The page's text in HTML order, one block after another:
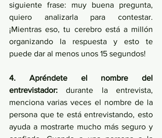
siguiente frase: muy buena pregunta,
quiero analizarla para contestar.
¡Mientras eso, tu cerebro está a millón
organizando la respuesta y esto te
puede dar al menos unos 15 segundos!
4. Apréndete el nombre del
entrevistador: durante la entrevista,
menciona varias veces el nombre de la
persona que te está entrevistando, esto
ayuda a mostrarte mucho más seguro y